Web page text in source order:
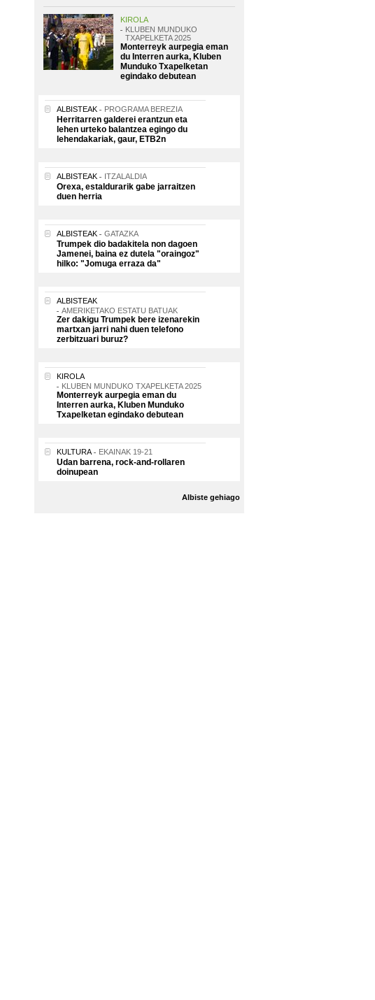
KIROLA
KLUBEN MUNDUKO
TXAPELKETA 2025
Monterreyk aurpegia eman
du Interren aurka, Kluben
Munduko Txapelketan
egindako debutean
ALBISTEAK PROGRAMA BEREZIA
Herritarren galderei erantzun eta
lehen urteko balantzea egingo du
lehendakariak, gaur, ETB2n
ALBISTEAK ITZALALDIA
Orexa, estaldurarik gabe jarraitzen
duen herria
ALBISTEAK GATAZKA
Trumpek dio badakitela non dagoen
Jamenei, baina ez dutela "oraingoz"
hilko: "Jomuga erraza da"
ALBISTEAK
AMERIKETAKO ESTATU BATUAK
Zer dakigu Trumpek bere izenarekin
martxan jarri nahi duen telefono
zerbitzuari buruz?
KIROLA
KLUBEN MUNDUKO TXAPELKETA 2025
Monterreyk aurpegia eman du
Interren aurka, Kluben Munduko
Txapelketan egindako debutean
KULTURA EKAINAK 19-21
Udan barrena, rock-and-rollaren
doinupean
Albiste gehiago